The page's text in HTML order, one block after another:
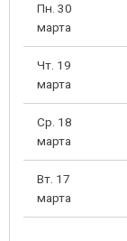
Пн. 30
марта
Чт. 19
марта
Ср. 18
марта
Вт. 17
марта